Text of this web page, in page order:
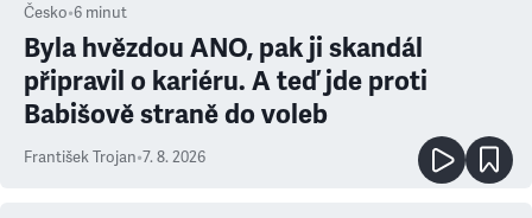
Česko•6 minut
Byla hvězdou ANO, pak ji skandál
připravil o kariéru. A teď jde proti
Babišově straně do voleb
František Trojan•7. 8. 2026